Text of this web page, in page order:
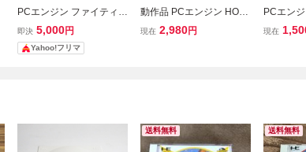
PCエンジン ファイティン
グ・ストリート 説明書有
り CD-ROM2 PCE ハドソ
ンソフト
即決 5,000円
Yahoo!フリマ
動作品 PCエンジン HORI
ファイティングコマンダ
現在 2,980円
PCエン
ROM2 百
現在
送料無料 送料無料